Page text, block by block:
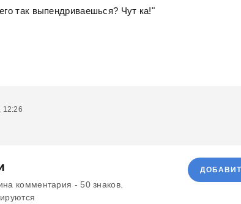
так выпендриваешься? Чут ка!"
12:26
комментария - 50 знаков.